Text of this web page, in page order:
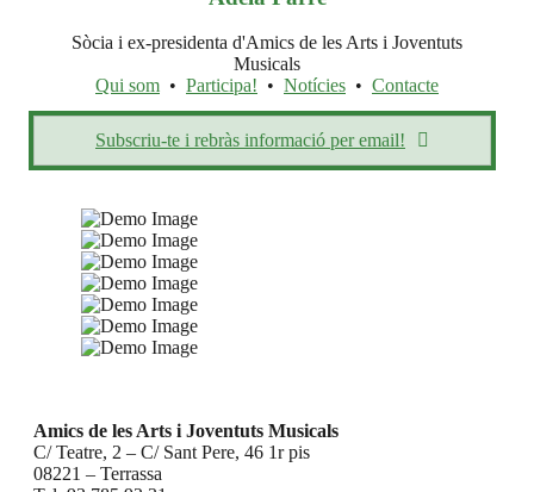
Sòcia i ex-presidenta d'Amics de les Arts i Joventuts
Musicals
Qui som • Participa! • Notícies • Contacte
Subscriu-te i rebràs informació per email!
Amics de les Arts i Joventuts Musicals
C/ Teatre, 2 – C/ Sant Pere, 46 1r pis
08221 – Terrassa